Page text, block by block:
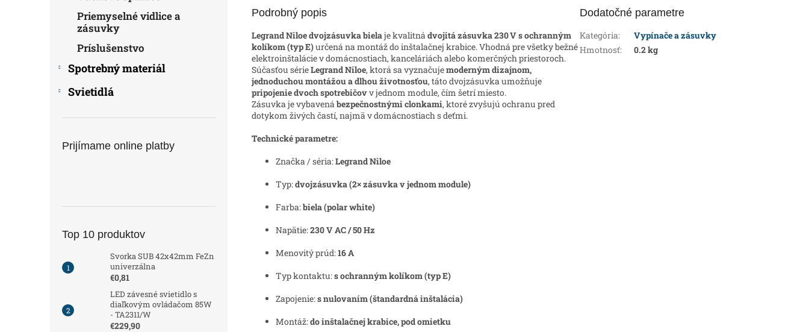
Priemyselné vidlice a
zásuvky
Príslušenstvo
Spotrebný materiál
Svietidlá
Prijímame online platby
Top 10 produktov
Svorka SUB 42x42mm FeZn
univerzálna
€0,81
LED závesné svietidlo s
diaľkovým ovládačom 85W
- TA2311/W
€229,90
Podrobný popis
Legrand Niloe dvojzásuvka bielaje kvalitnádvojitá zásuvka 230 V s ochranným
kolíkom (typ E)určená na montáž do inštalačnej krabice. Vhodná pre všetky bežné
elektroinštalácie v domácnostiach, kanceláriách alebo komerčných priestoroch.
Súčasťou sérieLegrand Niloe, ktorá sa vyznačujemoderným dizajnom,
jednoduchou montážou a dlhou životnosťou, táto dvojzásuvka umožňuje
pripojenie dvoch spotrebičovv jednom module, čím šetrí miesto.
Zásuvka je vybavenábezpečnostnými clonkami, ktoré zvyšujú ochranu pred
dotykom živých častí, najmä v domácnostiach s deťmi.
Technické parametre:
Značka / séria:Legrand Niloe
Typ:dvojzásuvka (2× zásuvka v jednom module)
Farba:biela (polar white)
Napätie:230 V AC / 50 Hz
Menovitý prúd:16 A
Typ kontaktu:s ochranným kolíkom (typ E)
Zapojenie:s nulovaním (štandardná inštalácia)
Montáž:do inštalačnej krabice, pod omietku
Dodatočné parametre
Kategória:
Vypínače a zásuvky
Hmotnosť: 0.2 kg